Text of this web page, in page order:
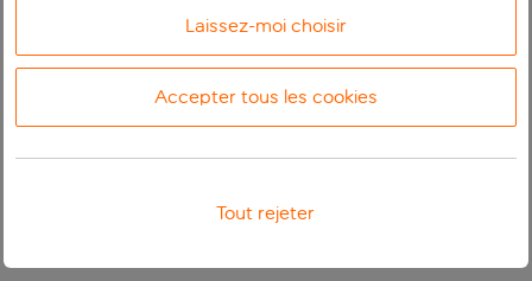
Laissez-moi choisir
Accepter tous les cookies
Tout rejeter